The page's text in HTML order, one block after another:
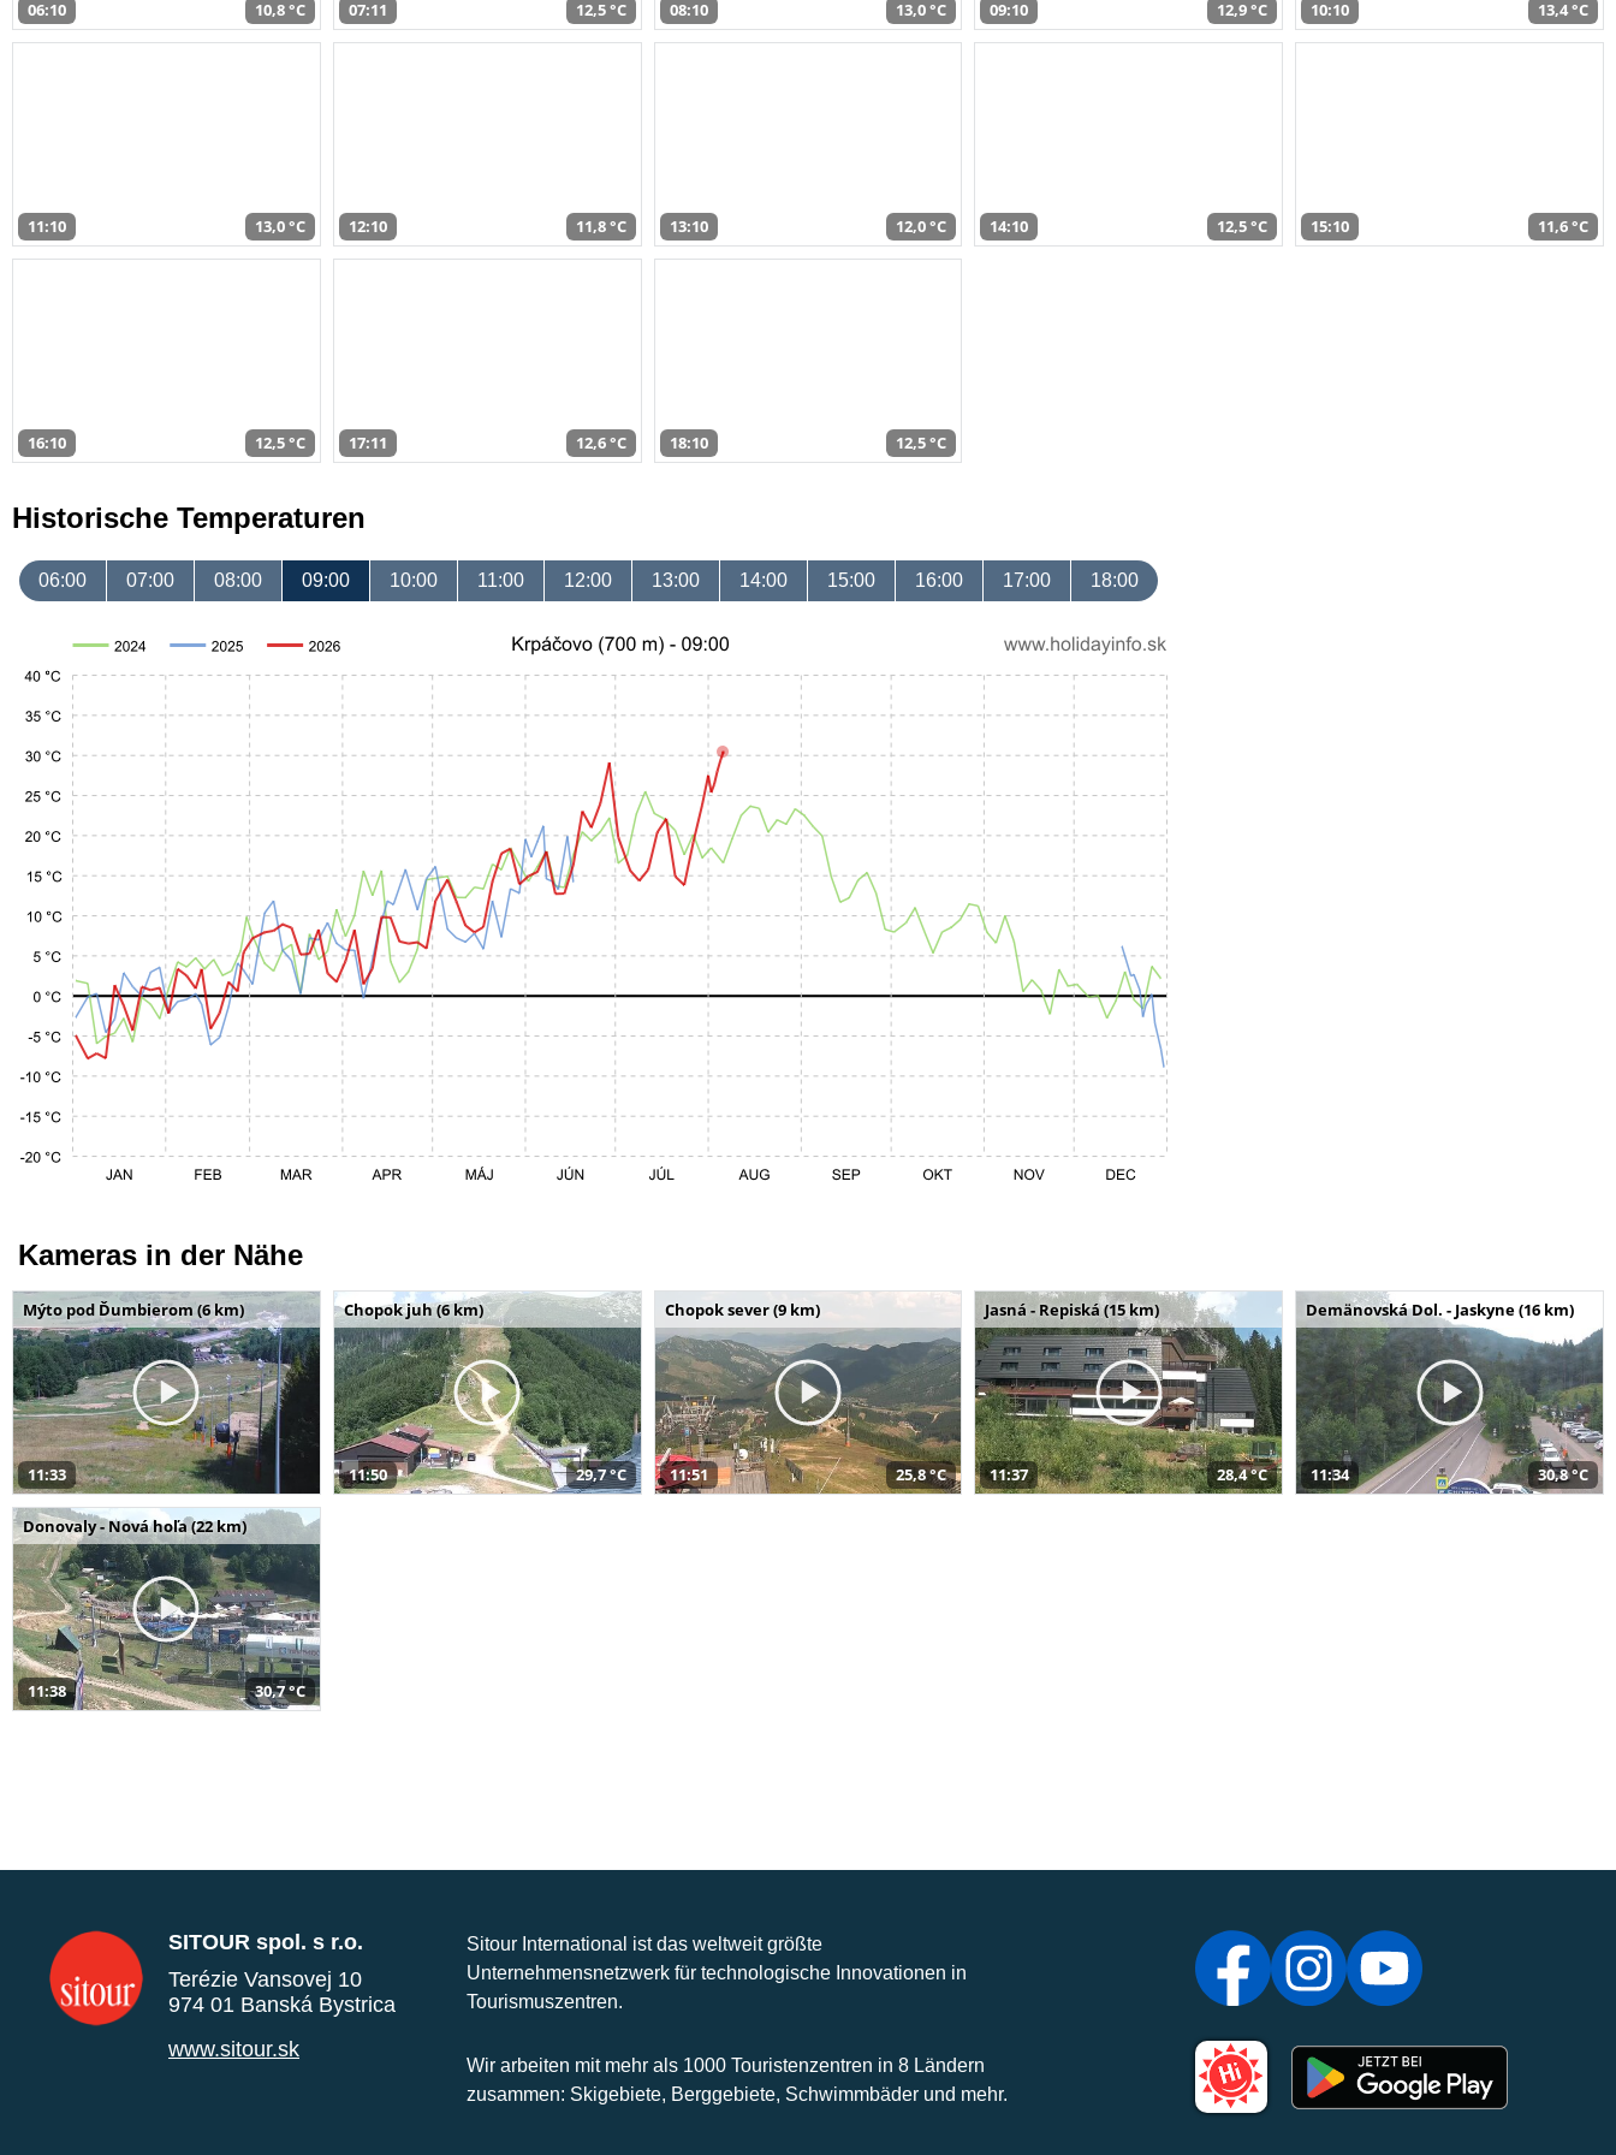
06:10 10,8 °C 07:11 12,5 °C 08:10 13,0 °C 09:10 12,9 °C 10:10 13,4 °C
11:10 13,0 °C 12:10 11,8 °C 13:10 12,0 °C 14:10 12,5 °C 15:10 11,6 °C
16:10 12,5 °C 17:11 12,6 °C 18:10 12,5 °C
Historische Temperaturen
06:00 07:00 08:00 09:00 10:00 11:00 12:00 13:00 14:00 15:00 16:00 17:00 18:00
Kameras in der Nähe
Mýto pod Ďumbierom (6 km)
11:33
Chopok juh (6 km)
11:50 29,7 °C
Chopok sever (9 km)
11:51 25,8 °C
Jasná - Repiská (15 km)
11:37 28,4 °C
Demänovská Dol. - Jaskyne (16 km)
11:34 30,8 °C
Donovaly - Nová hoľa (22 km)
11:38 30,7 °C
SITOUR spol. s r.o.
Terézie Vansovej 10
974 01 Banská Bystrica
www.sitour.sk
Sitour International ist das weltweit größte
Unternehmensnetzwerk für technologische Innovationen in
Tourismuszentren.
Wir arbeiten mit mehr als 1000 Touristenzentren in 8 Ländern
zusammen: Skigebiete, Berggebiete, Schwimmbäder und mehr.